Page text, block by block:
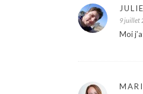
9 juillet
Moi